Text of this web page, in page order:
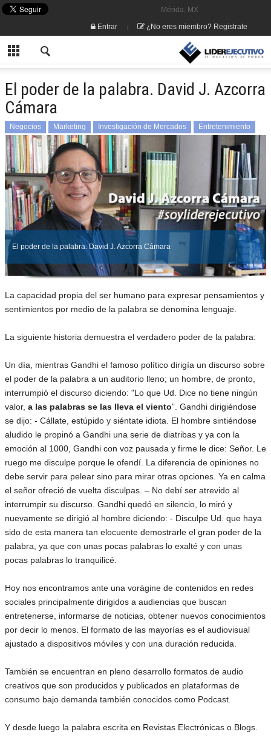
Mérida, MX
Entrar
¿No eres miembro? Registrate
El poder de la palabra. David J. Azcorra
Cámara
Negocios Marketing Investigación de Mercados
Entretenimiento
David J Azcorra Cámara
El poder de la palabra. David J. Azcorra Cámara
La capacidad propia del ser humano para expresar pensamientos y
sentimientos por medio de la palabra se denomina lenguaje.
La siguiente historia demuestra el verdadero poder de la palabra:
Un día, mientras Gandhi el famoso político dirigía un discurso sobre
el poder de la palabra a un auditorio lleno; un hombre, de pronto,
interrumpió el discurso diciendo: "Lo que Ud. Dice no tiene ningún
valor, a las palabras se las lleva el viento”. Gandhi dirigiéndose
se dijo: - Cállate, estúpido y siéntate idiota. El hombre sintiéndose
aludido le propinó a Gandhi una serie de diatribas y ya con la
emoción al 1000, Gandhi con voz pausada y firme le dice: Señor. Le
ruego me disculpe porque le ofendí. La diferencia de opiniones no
debe servir para pelear sino para mirar otras opciones. Ya en calma
el señor ofreció de vuelta disculpas. – No debí ser atrevido al
interrumpir su discurso. Gandhi quedó en silencio, lo miró y
nuevamente se dirigió al hombre diciendo: - Disculpe Ud. que haya
sido de esta manera tan elocuente demostrarle el gran poder de la
palabra, ya que con unas pocas palabras lo exalté y con unas
pocas palabras lo tranquilicé.
Hoy nos encontramos ante una vorágine de contenidos en redes
sociales principalmente dirigidos a audiencias que buscan
entretenerse, informarse de noticias, obtener nuevos conocimientos
por decir lo menos. El formato de las mayorías es el audiovisual
ajustado a dispositivos móviles y con una duración reducida.
También se encuentran en pleno desarrollo formatos de audio
creativos que son producidos y publicados en plataformas de
consumo bajo demanda también conocidos como Podcast.
Y desde luego la palabra escrita en Revistas Electrónicas o Blogs.